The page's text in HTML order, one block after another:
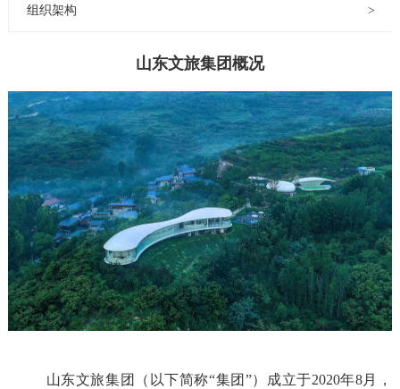
组织架构 >
山东文旅集团概况
山东文旅集团（以下简称“集团 ”）成立于2020年8月，